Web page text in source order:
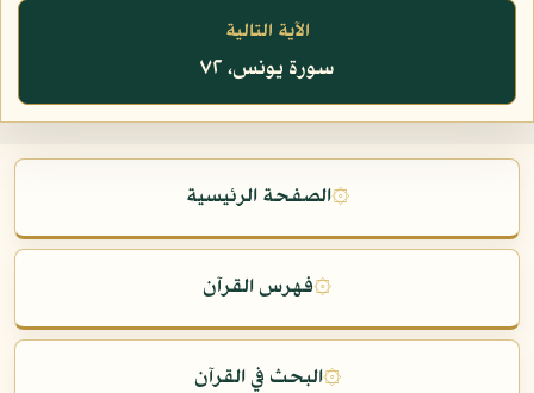
الآية التالية
سورة يونس، ٧٢
۞الصفحة الرئيسية
۞فهرس القرآن
۞البحث في القرآن